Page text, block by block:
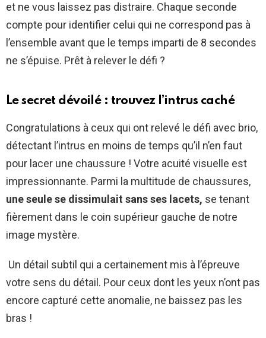
et ne vous laissez pas distraire. Chaque seconde
compte pour identifier celui qui ne correspond pas à
l’ensemble avant que le temps imparti de 8 secondes
ne s’épuise. Prêt à relever le défi ?
Le secret dévoilé : trouvez l’intrus caché
Congratulations à ceux qui ont relevé le défi avec brio,
détectant l’intrus en moins de temps qu’il n’en faut
pour lacer une chaussure ! Votre acuité visuelle est
impressionnante. Parmi la multitude de chaussures,
une seule se dissimulait sans ses lacets, se tenant
fièrement dans le coin supérieur gauche de notre
image mystère.
Un détail subtil qui a certainement mis à l’épreuve
votre sens du détail. Pour ceux dont les yeux n’ont pas
encore capturé cette anomalie, ne baissez pas les
bras !